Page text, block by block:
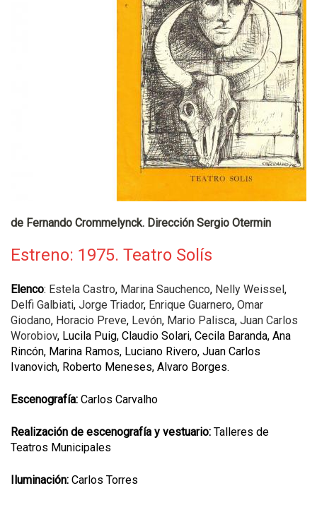
de Fernando Crommelynck. Dirección Sergio Otermin
Estreno: 1975. Teatro Solís
Elenco: Estela Castro, Marina Sauchenco, Nelly Weissel,
Delfi Galbiati, Jorge Triador, Enrique Guarnero, Omar
Giodano, Horacio Preve, Levón, Mario Palisca, Juan Carlos
Worobiov, Lucila Puig, Claudio Solari, Cecila Baranda, Ana
Rincón, Marina Ramos, Luciano Rivero, Juan Carlos
Ivanovich, Roberto Meneses, Alvaro Borges.
Escenografía: Carlos Carvalho
Realización de escenografía y vestuario: Talleres de
Teatros Municipales
Iluminación: Carlos Torres